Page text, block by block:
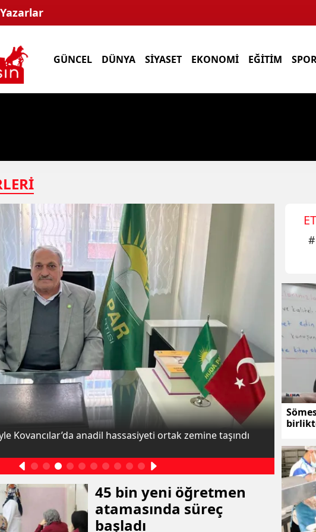
Yazarlar
GÜNCEL DÜNYA SİYASET EKONOMİ EĞİTİM
Kovancılar’da anadil hassasiyeti ortak zemine taşındı
45 bin yeni öğretmen
atamasında süreç
başladı
#